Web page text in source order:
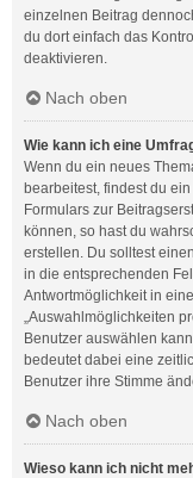
einzelnen Beitrag
du dort einfach das
deaktivieren.
Nach oben
Wie kann ich eine
Wenn du ein neues
bearbeitest, findest du
Formulars zur
können, so hast du
erstellen. Du solltest
in die entsprechenden
Antwortmöglichkeit in
„Auswahlmöglichkeiten
Benutzer auswählen
bedeutet dabei eine
Benutzer ihre Stimme
Nach oben
Wieso kann ich nicht